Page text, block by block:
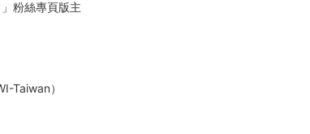
粉絲專頁版主
Taiwan）